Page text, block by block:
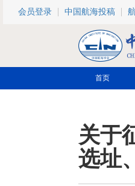
跳转到主要内容
会员登录 中国航海投稿
首页
关于
选址